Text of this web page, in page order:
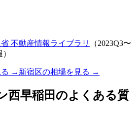
不動産情報ライブラリ （2023Q3〜
る → 新宿区の相場を見る →
西早稲田 のよくある質